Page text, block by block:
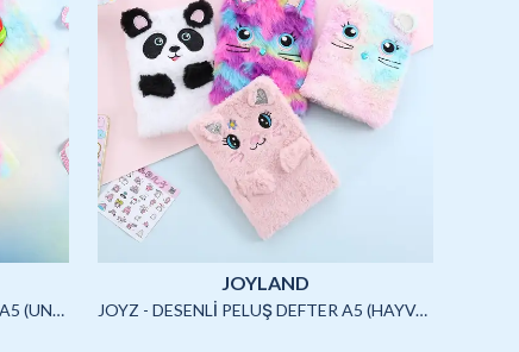
JOYZ - SQUISHYLİ PELUŞ DEFTER A5 (UNICORN)-4/S
JOYLAND
JOYZ - DESENLİ PELUŞ DEFTER A5 (HAYVANLAR)-3/S